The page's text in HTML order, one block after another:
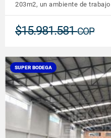
203m2, un ambiente de
$15.981.581COP
SUPER BODEGA
VER